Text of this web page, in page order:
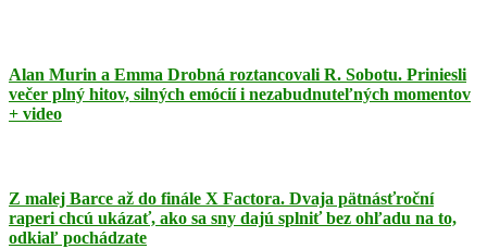
Alan Murin a Emma Drobná roztancovali R. Sobotu. Priniesli
večer plný hitov, silných emócií i nezabudnuteľných momentov
+ video
Z malej Barce až do finále X Factora. Dvaja pätnásťroční
raperi chcú ukázať, ako sa sny dajú splniť bez ohľadu na to,
odkiaľ pochádzate